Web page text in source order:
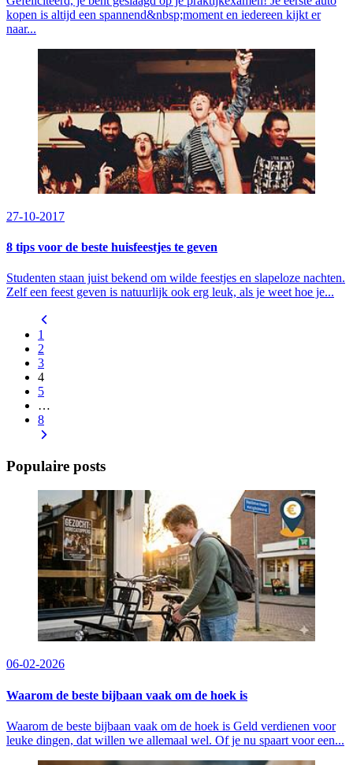
kopen is altijd een spannend&nbsp;moment en iedereen kijkt er
naar...
27-10-2017
8 tips voor de beste huisfeestjes te geven
Studenten staan juist bekend om wilde feestjes en slapeloze nachten.
Zelf een feest geven is natuurlijk ook erg leuk, als je weet hoe je...
1
2
3
4
5
…
8
Populaire posts
06-02-2026
Waarom de beste bijbaan vaak om de hoek is
Waarom de beste bijbaan vaak om de hoek is Geld verdienen voor
leuke dingen, dat willen we allemaal wel. Of je nu spaart voor een...